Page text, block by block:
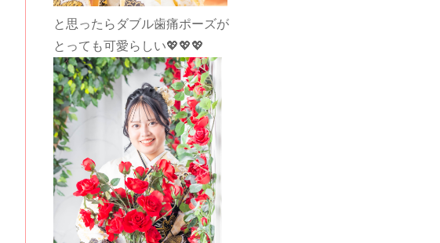
と思ったらダブル歯痛ポーズが
とっても可愛らしい💖💖💖